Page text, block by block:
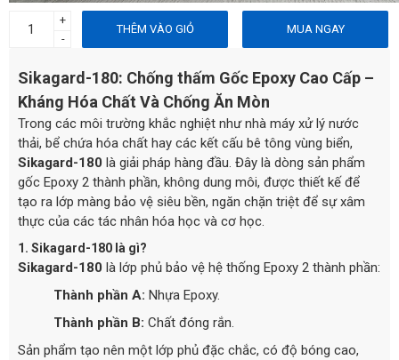
+
-
THÊM VÀO GIỎ MUA NGAY
Sikagard-180: Chống thấm Gốc Epoxy Cao Cấp –
Kháng Hóa Chất Và Chống Ăn Mòn
Trong các môi trường khắc nghiệt như nhà máy xử lý nước
thải, bể chứa hóa chất hay các kết cấu bê tông vùng biển,
Sikagard-180 là giải pháp hàng đầu. Đây là dòng sản phẩm
gốc Epoxy 2 thành phần, không dung môi, được thiết kế để
tạo ra lớp màng bảo vệ siêu bền, ngăn chặn triệt để sự xâm
thực của các tác nhân hóa học và cơ học.
1. Sikagard-180 là gì?
Sikagard-180 là lớp phủ bảo vệ hệ thống Epoxy 2 thành phần:
Thành phần A: Nhựa Epoxy.
Thành phần B: Chất đóng rắn.
Sản phẩm tạo nên một lớp phủ đặc chắc, có độ bóng cao,